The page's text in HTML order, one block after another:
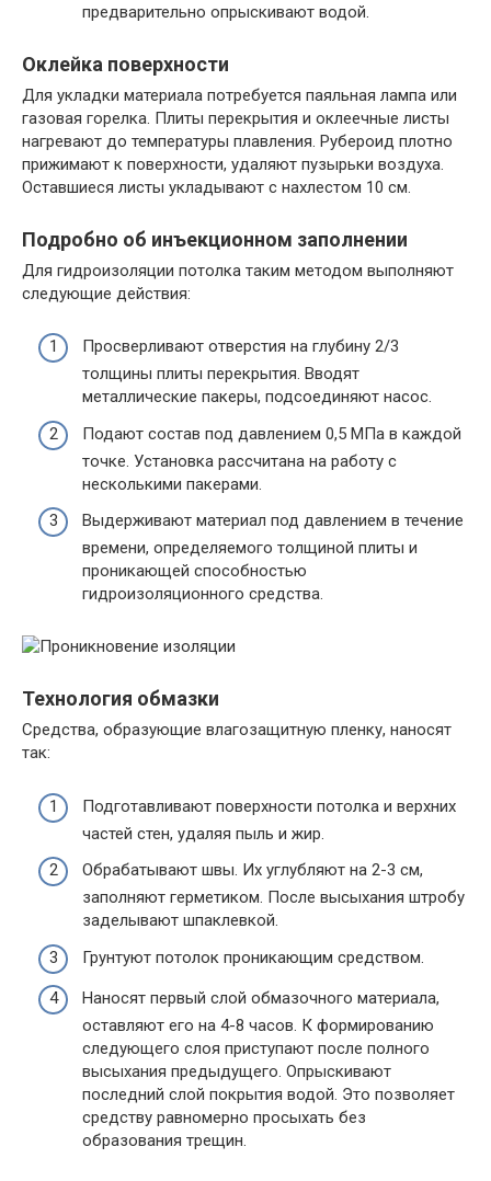
предварительно опрыскивают водой.
Оклейка поверхности
Для укладки материала потребуется паяльная лампа или
газовая горелка. Плиты перекрытия и оклеечные листы
нагревают до температуры плавления. Рубероид плотно
прижимают к поверхности, удаляют пузырьки воздуха.
Оставшиеся листы укладывают с нахлестом 10 см.
Подробно об инъекционном заполнении
Для гидроизоляции потолка таким методом выполняют
следующие действия:
Просверливают отверстия на глубину 2/3
толщины плиты перекрытия. Вводят
металлические пакеры, подсоединяют насос.
Подают состав под давлением 0,5 МПа в каждой
точке. Установка рассчитана на работу с
несколькими пакерами.
Выдерживают материал под давлением в течение
времени, определяемого толщиной плиты и
проникающей способностью
гидроизоляционного средства.
Технология обмазки
Средства, образующие влагозащитную пленку, наносят
так:
Подготавливают поверхности потолка и верхних
частей стен, удаляя пыль и жир.
Обрабатывают швы. Их углубляют на 2-3 см,
заполняют герметиком. После высыхания штробу
заделывают шпаклевкой.
Грунтуют потолок проникающим средством.
Наносят первый слой обмазочного материала,
оставляют его на 4-8 часов. К формированию
следующего слоя приступают после полного
высыхания предыдущего. Опрыскивают
последний слой покрытия водой. Это позволяет
средству равномерно просыхать без
образования трещин.